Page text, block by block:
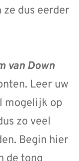
dus eerder
van Down
Leer uw
mogelijk op
zo veel
Begin hier